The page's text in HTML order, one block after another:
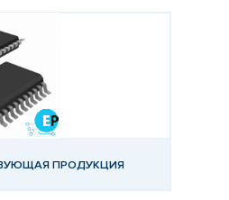
ПРОДУКЦИЯ